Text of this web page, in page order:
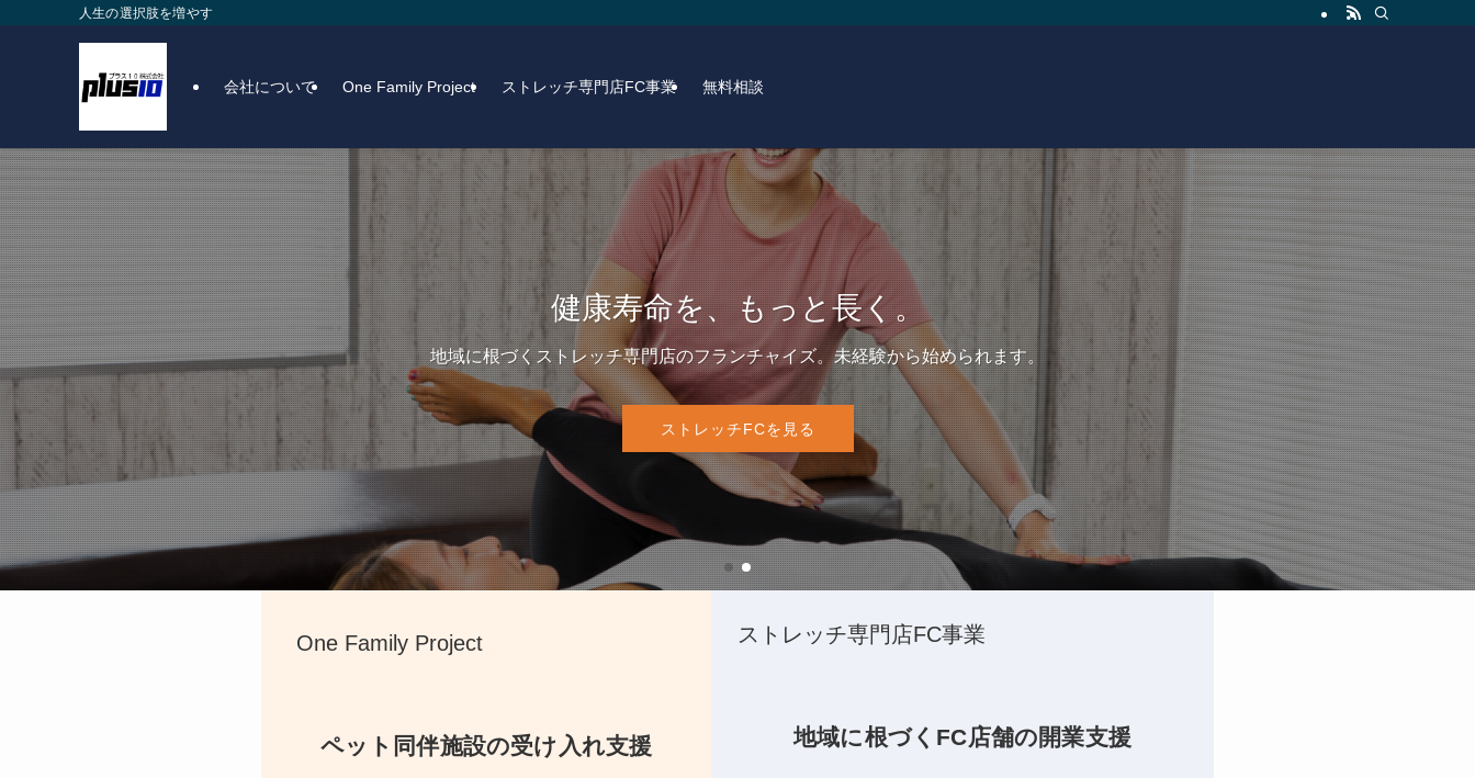
人生の選択肢を増やす
会社について One Family Project ストレッチ専門店FC事業 無料相談
健康寿命を、もっと長く。
地域に根づくストレッチ専門店のフランチャイズ。未経験から始められます。
ストレッチFCを見る
人生をもっと豊かに
宿泊・観光・商業施設などのペット可対応を、仕組みから支援します。
詳しく見る →
健康寿命を、もっと長く。
地域に根づくストレッチ専門店のフランチャイズ。未経験から始められます。
ストレッチFCを見る
詳しく見る →
One Family Project
ペット同伴施設の受け入れ支援
ストレッチ専門店FC事業
地域に根づくFC店舗の開業支援